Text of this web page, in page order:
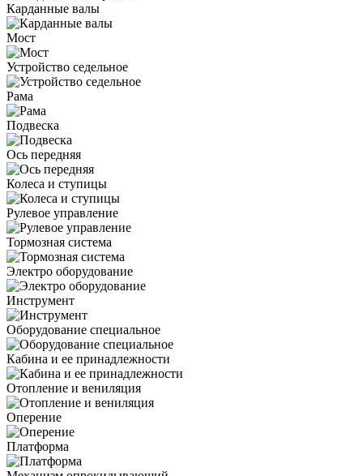
Карданные валы
Мост
Устройство седельное
Рама
Подвеска
Ось передняя
Колеса и ступицы
Рулевое управление
Тормозная система
Электро оборудование
Инструмент
Оборудование специальное
Кабина и ее принадлежности
Отопление и вениляция
Оперение
Платформа